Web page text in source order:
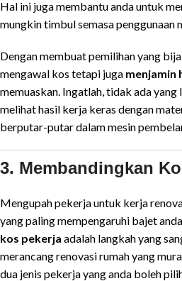
Hal ini juga membantu anda untuk
mungkin timbul semasa penggunaan
Dengan membuat pemilihan yang
mengawal kos tetapi juga menjamin
memuaskan. Ingatlah, tidak ada
melihat hasil kerja keras dengan
berputar-putar dalam mesin
3. Membandingkan
Mengupah pekerja untuk kerja
yang paling mempengaruhi bajet
kos pekerja adalah langkah yang
merancang renovasi rumah yang
dua jenis pekerja yang anda boleh